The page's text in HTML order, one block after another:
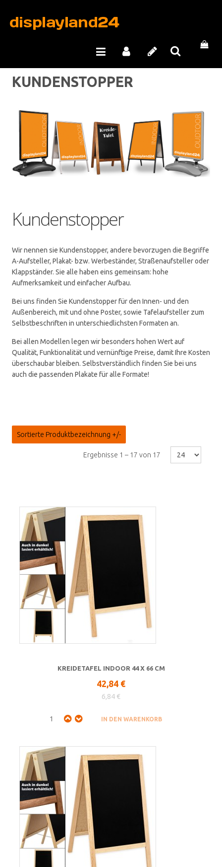
KUNDENSTOPPER
Kundenstopper
Wir nennen sie Kundenstopper, andere bevorzugen die Begriffe
A-Aufsteller, Plakat- bzw. Werbeständer, Straßenaufsteller oder
Klappständer. Sie alle haben eins gemeinsam: hohe
Aufmerksamkeit und einfacher Aufbau.
Bei uns finden Sie Kundenstopper für den Innen- und den
Außenbereich, mit und ohne Poster, sowie Tafelaufsteller zum
Selbstbeschriften in unterschiedlichsten Formaten an.
Bei allen Modellen legen wir besonders hohen Wert auf
Qualität, Funktionalität und vernünftige Preise, damit Ihre Kosten
überschaubar bleiben. Selbstverständlich finden Sie bei uns
auch die passenden Plakate für alle Formate!
Sortierte Produktbezeichnung +/-
Ergebnisse 1 – 17 von 17
KREIDETAFEL INDOOR 44 X 66 CM
42,84 €
6,84 €